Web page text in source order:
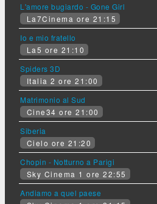
L'amore bugiardo - Gone Girl
La7Cinema ore 21:15
Io e mio fratello
La5 ore 21:10
Spiders 3D
Italia 2 ore 21:00
Matrimonio al Sud
Cine34 ore 21:00
Siberia
Cielo ore 21:20
Chopin - Notturno a Parigi
Sky Cinema 1 ore 22:55
Andiamo a quel paese